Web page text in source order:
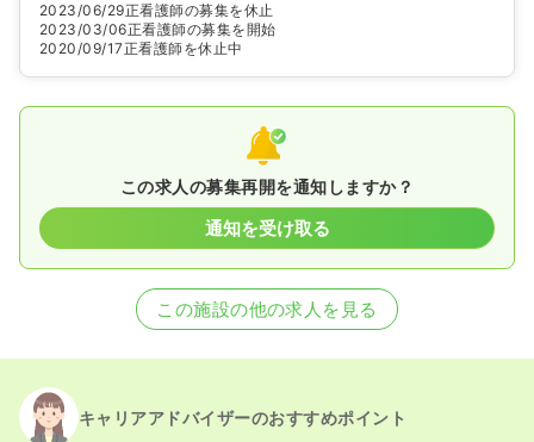
2023/06/29正看護師の募集を休止
2023/03/06正看護師の募集を開始
2020/09/17正看護師を休止中
この求人の募集再開を通知しますか？
通知を受け取る
この施設の他の求人を見る
キャリアアドバイザーのおすすめポイント